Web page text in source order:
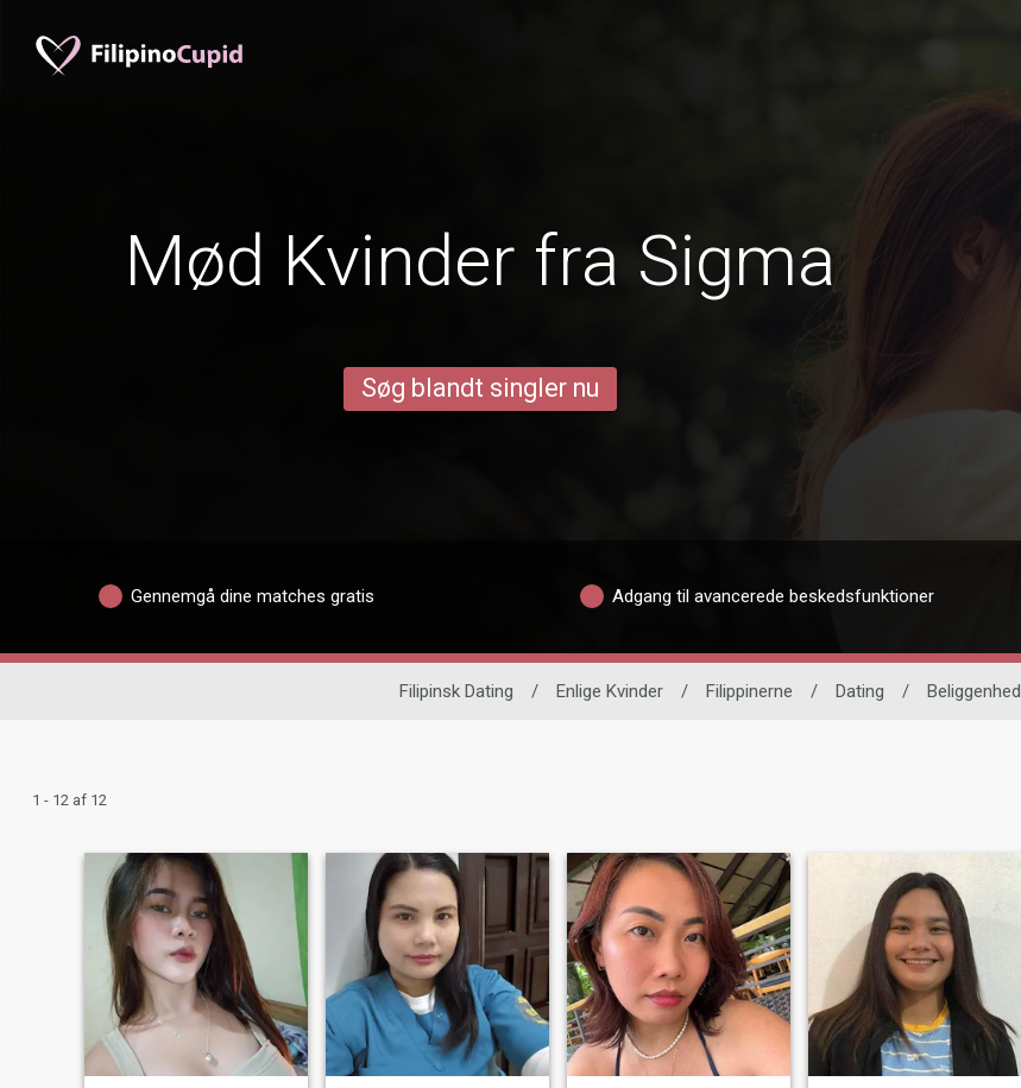
Mød Kvinder fra Sigma
Søg blandt singler nu
Gennemgå dine matches gratis Adgang til avancerede beskedsfunktioner
Filipinsk Dating / Enlige Kvinder / Filippinerne / Dating / Beliggenhed
1 - 12 af 12